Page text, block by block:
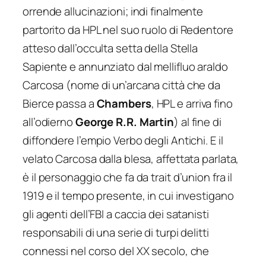
orrende allucinazioni; indi finalmente
partorito da HPL nel suo ruolo di Redentore
atteso dall’occulta setta della Stella
Sapiente e annunziato dal mellifluo araldo
Carcosa (nome di un’arcana città che da
Bierce passa aChambers, HPL e arriva fino
all’odiernoGeorge R.R. Martin) al fine di
diffondere l’empio Verbo degli Antichi. E il
velato Carcosa dalla blesa, affettata parlata,
è il personaggio che fa da trait d’union fra il
1919 e il tempo presente, in cui investigano
gli agenti dell’FBI a caccia dei satanisti
responsabili di una serie di turpi delitti
connessi nel corso del XX secolo, che